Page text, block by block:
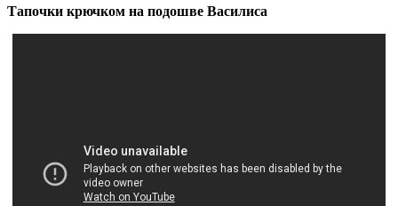
Тапочки крючком на подошве Василиса